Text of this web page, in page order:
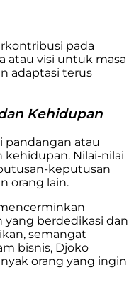
pada
atau visi untuk masa
adaptasi terus
Kehidupan
pandangan atau
Nilai-nilai
keputusan
orang lain.
yang berdedikasi dan
semangat
bisnis, Djoko
orang yang ingin